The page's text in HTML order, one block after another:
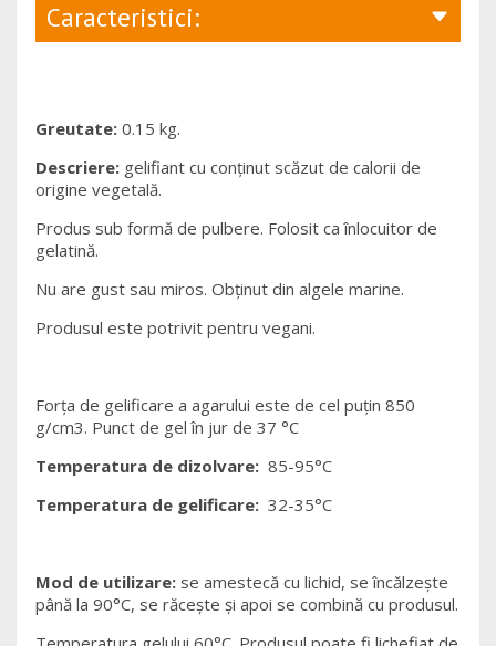
Caracteristici:
Greutate: 0.15 kg.
Descriere: gelifiant cu conținut scăzut de calorii de
origine vegetală.
Produs sub formă de pulbere. Folosit ca înlocuitor de
gelatină.
Nu are gust sau miros. Obținut din algele marine.
Produsul este potrivit pentru vegani.
Forța de gelificare a agarului este de cel puțin 850
g/cm3. Punct de gel în jur de 37 °C
Temperatura de dizolvare: 85-95°C
Temperatura de gelificare: 32-35°C
Mod de utilizare: se amestecă cu lichid, se încălzește
până la 90°C, se răcește și apoi se combină cu produsul.